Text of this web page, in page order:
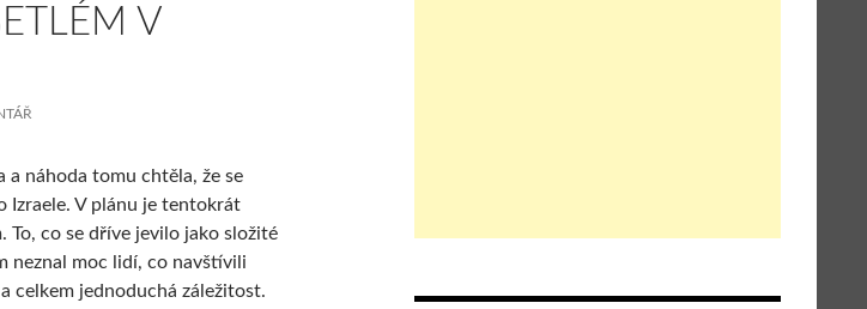
V
a náhoda tomu chtěla, že se
Izraele. V plánu je tentokrát
To, co se dříve jevilo jako složité
neznal moc lidí, co navštívili
celkem jednoduchá záležitost.